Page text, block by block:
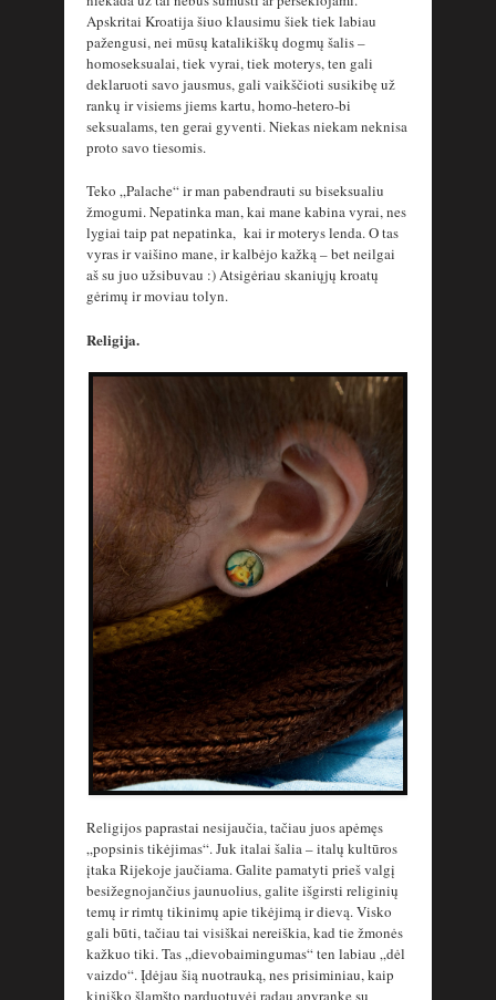
Apskritai Kroatija šiuo klausimu šiek tiek labiau
pažengusi, nei mūsų katalikiškų dogmų šalis –
homoseksualai, tiek vyrai, tiek moterys, ten gali
deklaruoti savo jausmus, gali vaikščioti susikibę už
rankų ir visiems jiems kartu, homo-hetero-bi
seksualams, ten gerai gyventi. Niekas niekam neknisa
proto savo tiesomis.
Teko „Palache“ ir man pabendrauti su biseksualiu
žmogumi. Nepatinka man, kai mane kabina vyrai, nes
lygiai taip pat nepatinka, kai ir moterys lenda. O tas
vyras ir vaišino mane, ir kalbėjo kažką – bet neilgai
aš su juo užsibuvau :) Atsigėriau skaniųjų kroatų
gėrimų ir moviau tolyn.
Religija.
Religijos paprastai nesijaučia, tačiau juos apėmęs
„popsinis tikėjimas“. Juk italai šalia – italų kultūros
įtaka Rijekoje jaučiama. Galite pamatyti prieš valgį
besižegnojančius jaunuolius, galite išgirsti religinių
temų ir rimtų tikinimų apie tikėjimą ir dievą. Visko
gali būti, tačiau tai visiškai nereiškia, kad tie žmonės
kažkuo tiki. Tas „dievobaimingumas“ ten labiau „dėl
vaizdo“. Įdėjau šią nuotrauką, nes prisiminiau, kaip
kiniško šlamšto parduotuvėj radau apyrankę su